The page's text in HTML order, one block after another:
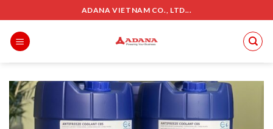
to
content
ADANA VIETNAM CO., LTD...